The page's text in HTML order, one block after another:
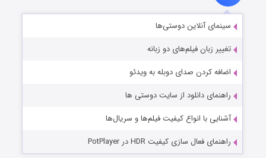
سینمای آنلاین دوستی‌ها
تغییر زبان فیلم‌های دو زبانه
اضافه کردن صدای دوبله به ویدئو
راهنمای دانلود از سایت دوستی ها
آشنایی با انواع کیفیت فیلم‌ها و سریال‌ها
راهنمای فعال سازی کیفیت HDR در PotPlayer